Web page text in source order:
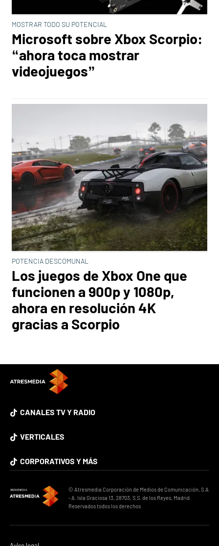
MOSTRAR TODO SU POTENCIAL
Microsoft sobre Xbox Scorpio:
“ahora toca mostrar
videojuegos”
POTENCIA DESCOMUNAL
Los juegos de Xbox One que
funcionen a 900p y 1080p,
ahora en resolución 4K
gracias a Scorpio
CANALES TV Y RADIO
VERTICALES
CORPORATIVOS Y MÁS
© Atresmedia Corporación de Medios de Comunicación, S.A
- A. Isla Graciosa 13, 28703, S.S. de los Reyes, Madrid.
Reservados todos los derechos